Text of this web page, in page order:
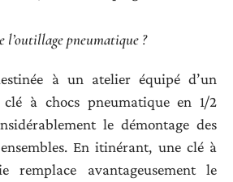
pneumatique ?
à un atelier équipé d’un
clé à chocs pneumatique en 1/2
le démontage des
En itinérant, une clé à
remplace avantageusement le